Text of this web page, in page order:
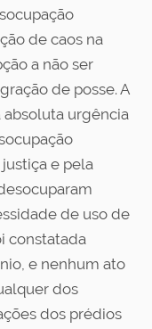
de caos na
a não ser
de posse. A
urgência
e pela
de uso de
constatada
e nenhum ato
dos
dos prédios